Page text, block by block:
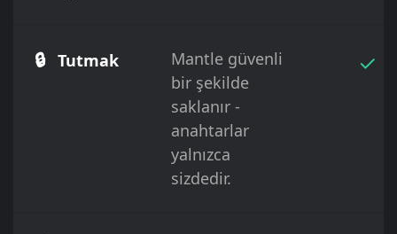
🔒 Tutmak
Mantle güvenli
bir şekilde
saklanır -
anahtarlar
yalnızca
sizdedir.
✓